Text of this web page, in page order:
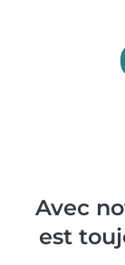
Avec
est